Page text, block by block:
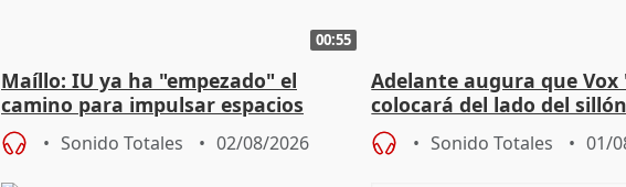
00:55
Maíllo: IU ya ha "empezado" el
camino para impulsar espacios
unitarios para las municipales
Sonido Totales 02/08/2026
Adelante augura que Vox
colocará del lado del
iniciativas de la oposición
Sonido Totales 01/